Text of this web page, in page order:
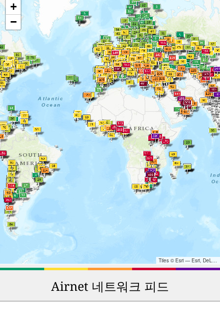
+
−
Tiles © Esri — Esri, DeLorme, NAVTEQ, TomTom, Intermap, iPC, USGS, FAO, NPS, NRCAN, GeoBase, Kadaster NL, Ordnance Survey, Esri Japan, METI, Esri China (Hong Kong), and the GIS User Community
Airnet 네트워크 피드